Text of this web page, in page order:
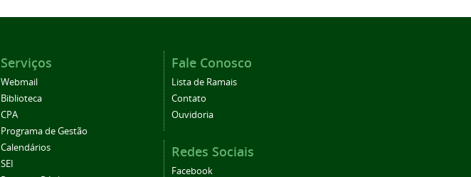
Serviços
Webmail
Biblioteca
CPA
Programa de Gestão
Calendários
SEI
Fale Conosco
Lista de Ramais
Contato
Ouvidoria
Redes Sociais
Facebook